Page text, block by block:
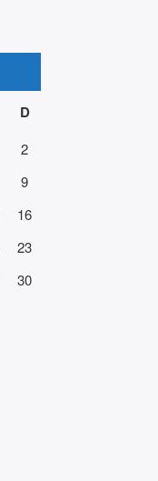
D
2
9
16
23
30